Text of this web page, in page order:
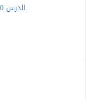
الدرس 10 دراسة أحاديث من كتاب: فضائل القرآن (3).